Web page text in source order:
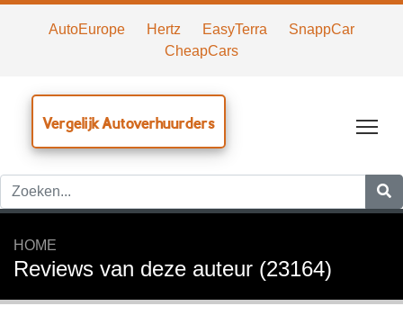
AutoEurope Hertz EasyTerra
SnappCar
CheapCars
Vergelijk Autoverhuurders
HOME
Reviews van deze auteur (23164)